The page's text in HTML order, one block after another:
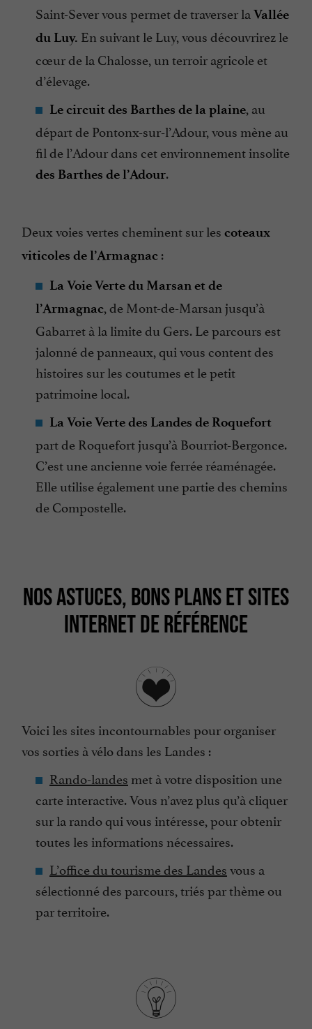
Saint-Sever vous permet de traverser la Vallée
du Luy. En suivant le Luy, vous découvrirez le
cœur de la Chalosse, un terroir agricole et
d’élevage.
Le circuit des Barthes de la plaine, au
départ de Pontonx-sur-l’Adour, vous mène au
fil de l’Adour dans cet environnement insolite
des Barthes de l’Adour.
Deux voies vertes cheminent sur les coteaux
viticoles de l’Armagnac :
La Voie Verte du Marsan et de
l’Armagnac, de Mont-de-Marsan jusqu’à
Gabarret à la limite du Gers. Le parcours est
jalonné de panneaux, qui vous content des
histoires sur les coutumes et le petit
patrimoine local.
La Voie Verte des Landes de Roquefort
part de Roquefort jusqu’à Bourriot-Bergonce.
C’est une ancienne voie ferrée réaménagée.
Elle utilise également une partie des chemins
de Compostelle.
NOS ASTUCES, BONS PLANS ET SITES
INTERNET DE RÉFÉRENCE
Voici les sites incontournables pour organiser
vos sorties à vélo dans les Landes :
Rando-landes met à votre disposition une
carte interactive. Vous n’avez plus qu’à cliquer
sur la rando qui vous intéresse, pour obtenir
toutes les informations nécessaires.
L’office du tourisme des Landesvous a
sélectionné des parcours, triés par thème ou
par territoire.